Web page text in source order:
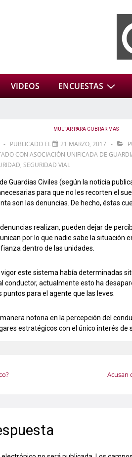
VIDEOS ENCUESTAS
MULTAR PARA COBRAR MAS
PUBLICADO EL 21 MARZO, 2017
CON ASOCIACIÓN UNIFICADA DE
, SEGURIDAD VIAL
Guardias Civiles (según la noticia
para que no les recorten el
son las denuncias. De hecho, éstas
realizan, pueden dejar de
por lo que nadie sabe la situación
dentro de las unidades.
este sistema había determinadas
conductor, actualmente esto ha
para el agente que las leves.
notoria en la percepción del
estratégicos con el único interés de
La
Acusan